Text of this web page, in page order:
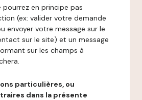
pourrez en principe pas
(ex: valider votre demande
envoyer votre message sur le
sur le site) et un message
sur les champs à
particulières, ou
dans la présente